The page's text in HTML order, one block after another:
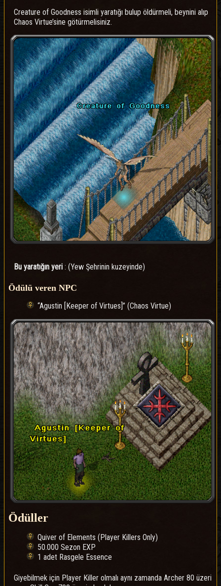
Creature of Goodness isimli yaratığı bulup öldürmeli, beynini alıp
Chaos Virtue’sine götürmelisiniz.
Bu yaratığın yeri : (Yew Şehrinin kuzeyinde)
Ödülü veren NPC
“Agustin [Keeper of Virtues]” (Chaos Virtue)
Ödüller
Quiver of Elements (Player Killers Only)
50.000 Sezon EXP
1 adet Rasgele Essence
Giyebilmek için Player Killer olmalı aynı zamanda Archer 80 üzeri